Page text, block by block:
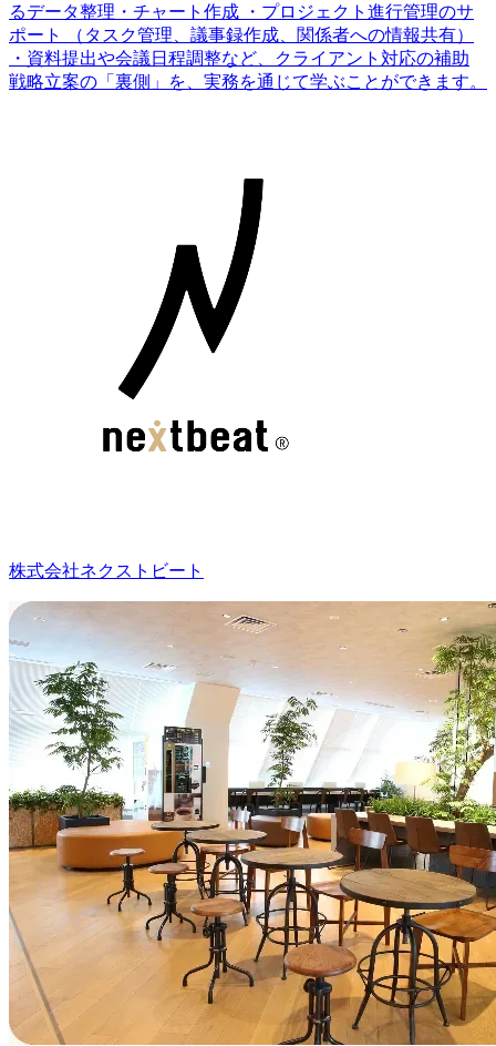
るデータ整理・チャート作成 ・プロジェクト進行管理のサ
ポート （タスク管理、議事録作成、関係者への情報共有）
・資料提出や会議日程調整など、クライアント対応の補助
戦略立案の「裏側」を、実務を通じて学ぶことができます。
株式会社ネクストビート